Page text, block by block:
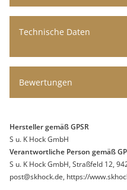
Technische Daten
Bewertungen
Hersteller gemäß GPSR
S u. K Hock GmbH
Verantwortliche Person gemäß
S u. K Hock GmbH, Straßfeld 12,
post@skhock.de, https://